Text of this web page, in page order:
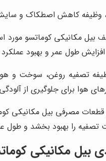
وظیفه کاهش اصطکاک و سایش
بیل مکانیکی کوماتسو
طول عمر و بهبود
تصفیه روغن، سوخت و
هوا برای جلوگیری از
قطعات مصرفی بیل مکانیکی
تصفیه را بهبود بخشد و
بیل مکانیکی